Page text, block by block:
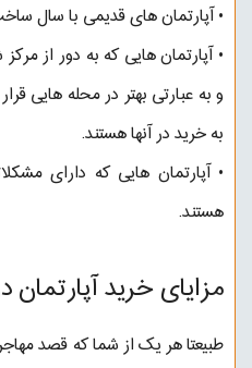
• آپارتمان های قدیمی با سال
• آپارتمان هایی که به دور از
و به عبارتی بهتر در محله هایی
به خرید در آنها هستند.
• آپارتمان هایی که دارای
هستند.
مزایای خرید آپارتمان
طبیعتا هر یک از شما که قصد